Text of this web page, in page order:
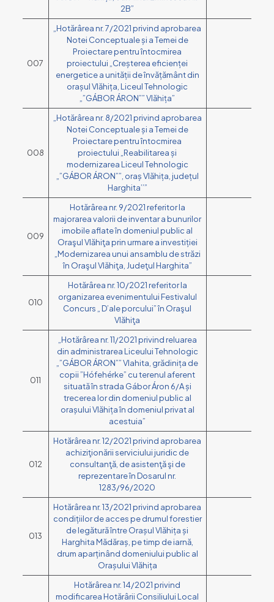
2B”
007
„Hotărârea nr. 7/2021 privind aprobarea
Notei Conceptuale și a Temei de
Proiectare pentru întocmirea
proiectului „Creșterea eficienței
energetice a unității de învățământ din
orașul Vlăhița, Liceul Tehnologic
„”GÁBOR ÁRON”” Vlăhița”
008
„Hotărârea nr. 8/2021 privind aprobarea
Notei Conceptuale și a Temei de
Proiectare pentru întocmirea
proiectului „Reabilitarea și
modernizarea Liceul Tehnologic
„”GÁBOR ÁRON””, oraș Vlăhița, județul
Harghita’’”
009
Hotărârea nr. 9/2021 referitor la
majorarea valorii de inventar a bunurilor
imobile aflate în domeniul public al
Oraşul Vlăhiţa prin urmare a investiției
„Modernizarea unui ansamblu de străzi
în Oraşul Vlăhiţa, Judeţul Harghita”
010
Hotărârea nr. 10/2021 referitor la
organizarea evenimentului Festivalul
Concurs „ D’ale porcului” în Oraşul
Vlăhiţa
011
„Hotărârea nr. 11/2021 privind reluarea
din administrarea Liceului Tehnologic
„”GÁBOR ÁRON”” Vlahita, grădinița de
copii ”Hófehérke” cu terenul aferent
situată în strada Gábor Áron 6/A și
trecerea lor din domeniul public al
orașului Vlăhița în domeniul privat al
acestuia”
012
Hotărârea nr. 12/2021 privind aprobarea
achiziţionării serviciului juridic de
consultanţă, de asistenţă şi de
reprezentare în Dosarul nr.
1283/96/2020
013
Hotărârea nr. 13/2021 privind aprobarea
condițiilor de acces pe drumul forestier
de legătură între Orașul Vlăhița și
Harghita Mădăraș, pe timp de iarnă,
drum aparținând domeniului public al
Orașului Vlăhița
Hotărârea nr. 14/2021 privind
modificarea Hotărârii Consiliului Local